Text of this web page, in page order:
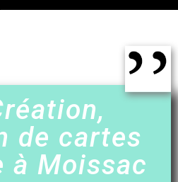
de cartes
à Moissac